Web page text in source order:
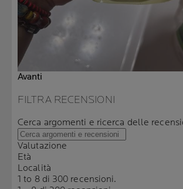
Avanti
FILTRA RECENSIONI
Cerca argomenti e ricerca delle
Valutazione
Età
Località
1 to 8 di 300 recensioni.